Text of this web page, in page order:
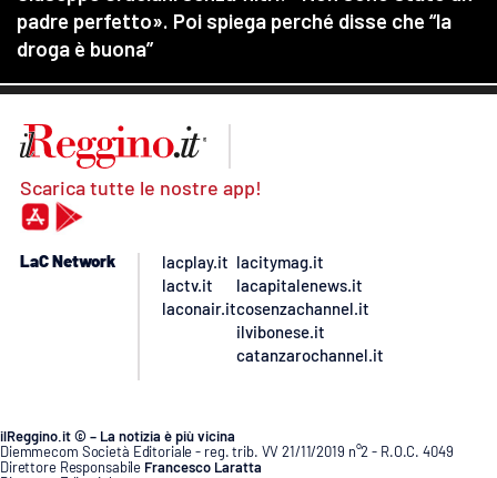
Scarica tutte le nostre app!
LaC Network
lacplay.it
lactv.it
laconair.it
lacitymag.it
lacapitalenews.it
cosenzachannel.it
ilvibonese.it
catanzarochannel.it
ilReggino.it © – La notizia è più vicina
Diemmecom Società Editoriale - reg. trib. VV 21/11/2019 n°2 - R.O.C. 4049
Direttore Responsabile Francesco Laratta